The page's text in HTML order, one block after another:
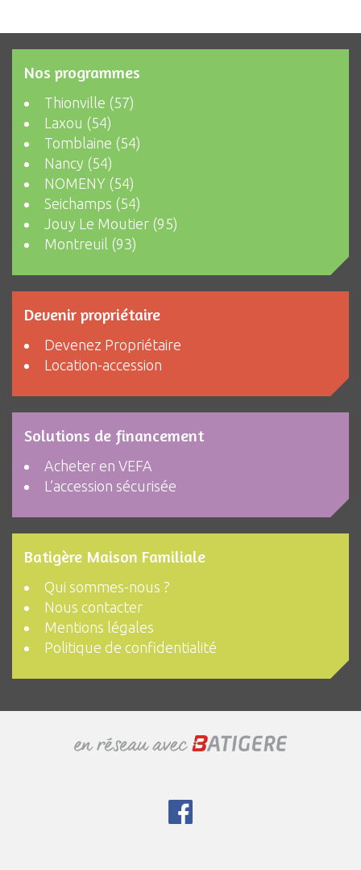
Nos programmes
Thionville (57)
Laxou (54)
Tomblaine (54)
Nancy (54)
NOMENY (54)
Seichamps (54)
Jouy Le Moutier (95)
Montreuil (93)
Devenir propriétaire
Devenez Propriétaire
Location-accession
Solutions de financement
Acheter en VEFA
L’accession sécurisée
Batigère Maison Familiale
Qui sommes-nous ?
Nous contacter
Mentions légales
Politique de confidentialité